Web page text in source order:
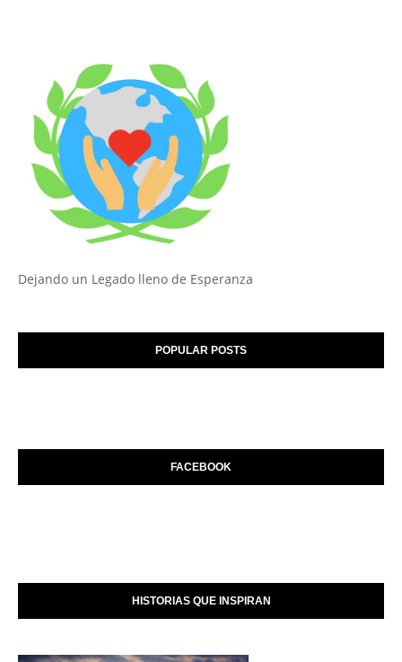
Dejando un Legado lleno de Esperanza
POPULAR POSTS
FACEBOOK
HISTORIAS QUE INSPIRAN